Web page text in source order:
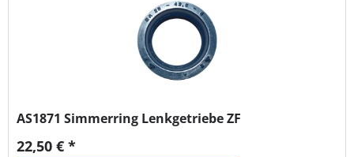
AS1871Simmerring Lenkgetriebe ZF
22,50 € *